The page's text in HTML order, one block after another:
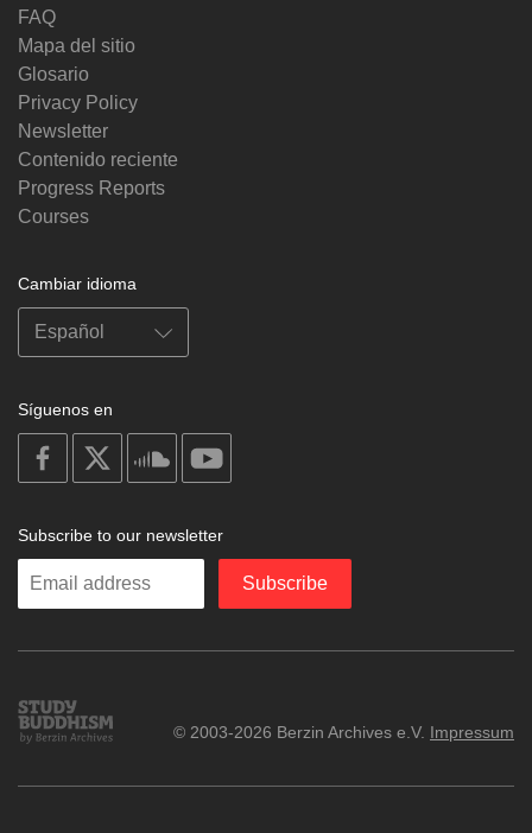
FAQ
Mapa del sitio
Glosario
Privacy Policy
Newsletter
Contenido reciente
Progress Reports
Courses
Cambiar idioma
Síguenos en
on
facebook
soundcloud
Subscribe to our newsletter
Enter
Subscribe
Study
Buddhism
© 2003-2026 Berzin Archives e.V. Impressum